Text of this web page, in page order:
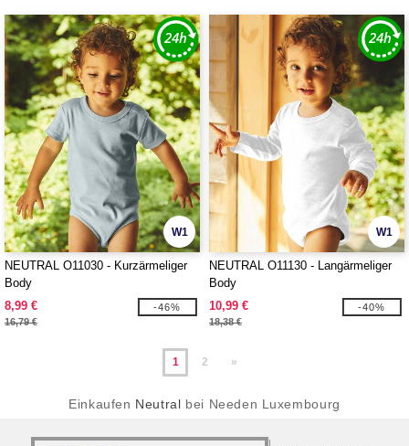
W1
NEUTRAL O11030 - Kurzärmeliger
Body
8,99 €
16,79 €
-46%
W1
NEUTRAL O11130 - Langärmeliger
Body
10,99 €
18,38 €
-40%
1 2 »
Einkaufen Neutral bei Needen Luxembourg